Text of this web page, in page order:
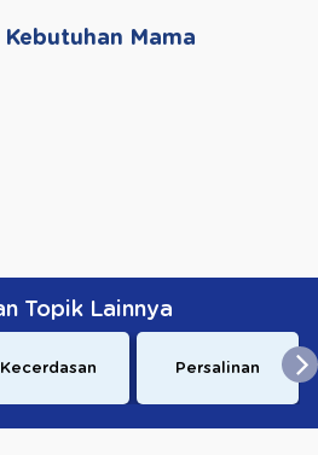
Mama
Topik Lainnya
Kecerdasan Persalinan